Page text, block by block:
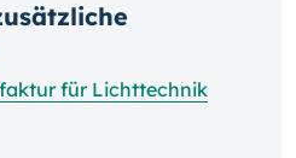
für Lichttechnik